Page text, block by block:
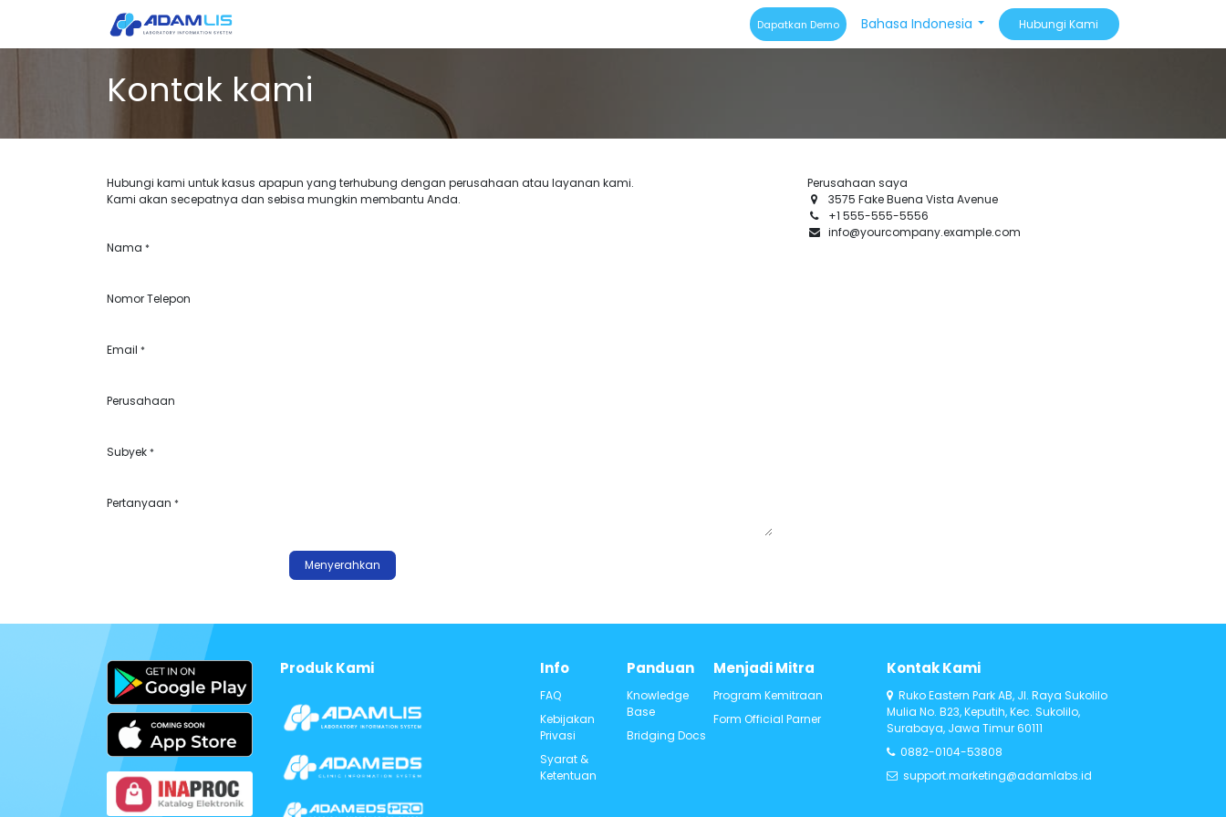
Dapatkan Demo Bahasa Indonesia Hubungi Kami​​
Kontak kami
Hubungi kami untuk kasus apapun yang terhubung dengan perusahaan atau layanan kami.
Kami akan secepatnya dan sebisa mungkin membantu Anda.
Nama *
Nomor Telepon
Email *
Perusahaan
Subyek *
Pertanyaan *
Menyerahkan
Perusahaan saya
3575 Fake Buena Vista Avenue
+1 555-555-5556
info@yourcompany.example.com
Produk Kami Info
FAQ​
Kebijakan
Privasi
Syarat &
Ketentuan
Panduan
Knowledge
Base​
Bridging Docs
Menjadi Mitra
Program Kemitraan
Form Official Parner
Kontak Kami
Ruko Eastern Park AB, Jl. Raya Sukolilo
Mulia No. B23, Keputih, Kec. Sukolilo,
Surabaya, Jawa Timur 60111
0882-0104-53808
support.marketing@adamlabs.id